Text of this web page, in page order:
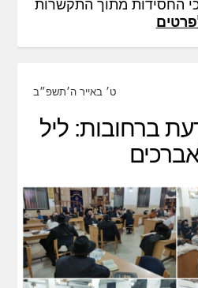
החסידות מתוך התקשרות
ט׳ באייר ה׳תשפ״ב
ברחובות: ליל